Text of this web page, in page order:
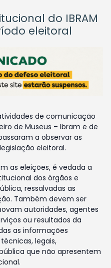
do IBRAM
eleitoral
de comunicação
de Museus – Ibram e de
a observar as
eleitoral.
as eleições, é vedada a
dos órgãos e
ressalvadas as
Também devem ser
autoridades, agentes
ou resultados da
as informações
legais,
que não apresentem